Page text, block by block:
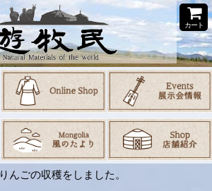
カート
りんごの収穫をしました。